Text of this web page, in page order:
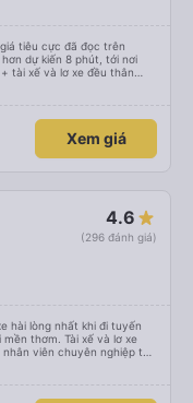
tiêu cực đã đọc trên
dự kiến 8 phút, tới nơi
nhưng cá nhân mình
đây
là dừng 30p nhưng thực
đủ. tóm lại thì lần đầu đi
Xem giá
4.6
(296 đánh giá)
hài lòng nhất khi đi tuyến
thơm. Tài xế và lơ xe
viên chuyên nghiệp thế
lịch mới có. Về xe thì có